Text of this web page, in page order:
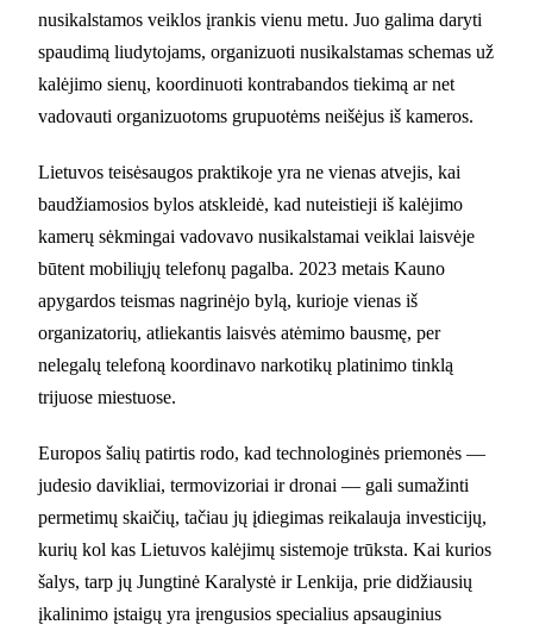
nusikalstamos veiklos įrankis vienu metu. Juo galima daryti
spaudimą liudytojams, organizuoti nusikalstamas schemas už
kalėjimo sienų, koordinuoti kontrabandos tiekimą ar net
vadovauti organizuotoms grupuotėms neišėjus iš kameros.
Lietuvos teisėsaugos praktikoje yra ne vienas atvejis, kai
baudžiamosios bylos atskleidė, kad nuteistieji iš kalėjimo
kamerų sėkmingai vadovavo nusikalstamai veiklai laisvėje
būtent mobiliųjų telefonų pagalba. 2023 metais Kauno
apygardos teismas nagrinėjo bylą, kurioje vienas iš
organizatorių, atliekantis laisvės atėmimo bausmę, per
nelegalų telefoną koordinavo narkotikų platinimo tinklą
trijuose miestuose.
Europos šalių patirtis rodo, kad technologinės priemonės —
judesio davikliai, termovizoriai ir dronai — gali sumažinti
permetimų skaičių, tačiau jų įdiegimas reikalauja investicijų,
kurių kol kas Lietuvos kalėjimų sistemoje trūksta. Kai kurios
šalys, tarp jų Jungtinė Karalystė ir Lenkija, prie didžiausių
įkalinimo įstaigų yra įrengusios specialius apsauginius